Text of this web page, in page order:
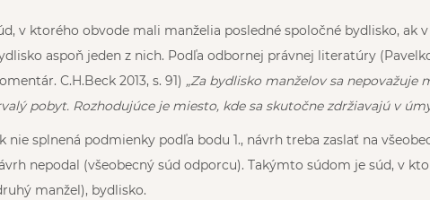
v ktorého obvode mali manželia posledné spoločné bydlisko, ak
aspoň jeden z nich. Podľa odbornej právnej literatúry
C.H.Beck 2013, s. 91) „Za bydlisko manželov sa nepovažuje
pobyt. Rozhodujúce je miesto, kde sa skutočne zdržiavajú v
nie splnená podmienky podľa bodu 1., návrh treba zaslať na
nepodal (všeobecný súd odporcu). Takýmto súdom je súd, v
manžel), bydlisko.